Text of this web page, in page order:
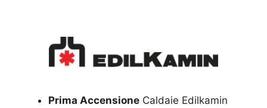
Prima Accensione Caldaie Edilkamin